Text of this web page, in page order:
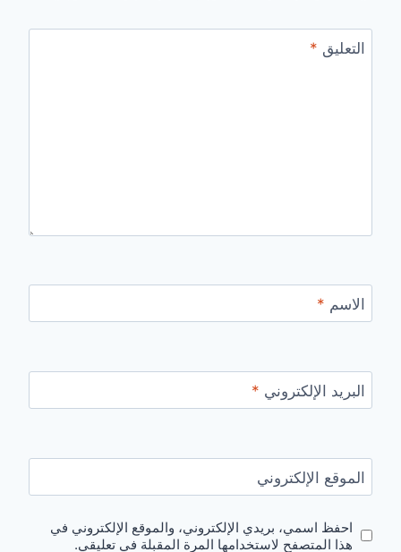
التعليق *
الاسم *
البريد الإلكتروني *
الموقع الإلكتروني
احفظ اسمي، بريدي الإلكتروني، والموقع الإلكتروني في
هذا المتصفح لاستخدامها المرة المقبلة في تعليقي.